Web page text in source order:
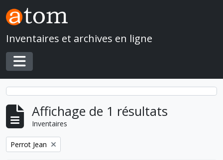
Skip to main content
Inventaires et archives en ligne
Toggle navigation
Affichage de 1 résultats
Inventaires
Remove filter:
Perrot Jean